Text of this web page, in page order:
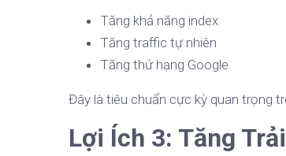
Tăng khả năng index
Tăng traffic tự nhiên
Tăng thứ hạng Google
Đây là tiêu chuẩn cực kỳ quan trọng
Lợi Ích 3: Tăng